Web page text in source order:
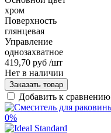
хром
Поверхность
глянцевая
Управление
однозахватное
419,70 руб /шт
Нет в наличии
Заказать товар
Добавить к сравнению
0%